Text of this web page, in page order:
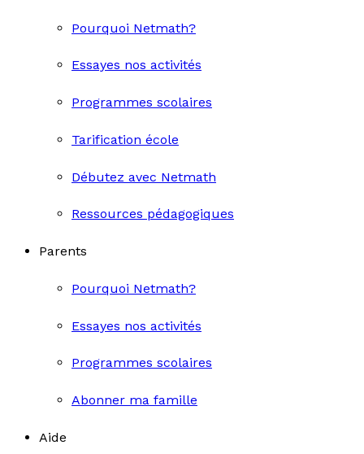
Pourquoi Netmath?
Essayes nos activités
Programmes scolaires
Tarification école
Débutez avec Netmath
Ressources pédagogiques
Parents
Pourquoi Netmath?
Essayes nos activités
Programmes scolaires
Abonner ma famille
Aide